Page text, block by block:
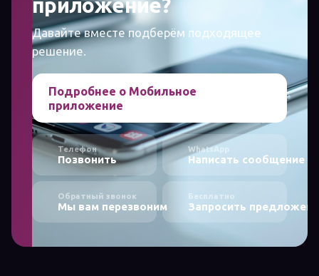
Давайте вместе подберём подходящее
решение.
Подробнее о Мобильное
приложение
Телефон
Позвонить
WhatsApp
Написать сообщение
Обратный звонок
Мы вам перезвоним
Бесплатно
Запросить